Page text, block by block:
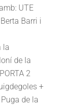
UTE
Barri i
la
de la
2
+
de la